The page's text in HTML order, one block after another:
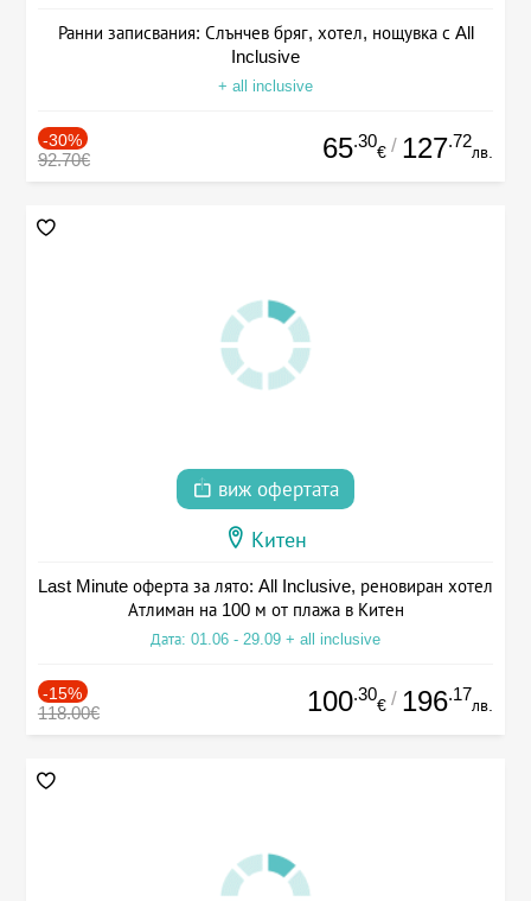
Ранни записвания: Слънчев бряг, хотел, нощувка с All
Inclusive
+ all inclusive
-30%
92.70€ 65.30
€ / 127.72
лв.
виж офертата
Китен
Last Minute оферта за лято: All Inclusive, реновиран хотел
Атлиман на 100 м от плажа в Китен
Дата: 01.06 - 29.09 + all inclusive
-15%
118.00€ 100.30
€ / 196.17
лв.